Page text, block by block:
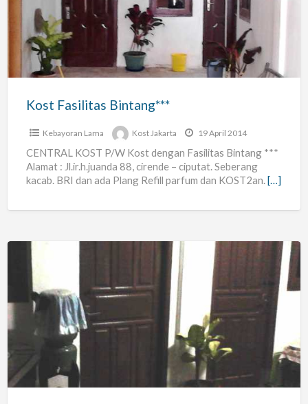
Kost Fasilitas Bintang***
Kebayoran Lama Kost Jakarta 19 April 2014
CENTRAL KOST P/W Kost dengan Fasilitas Bintang ***
Alamat : Jl.ir.h.juanda 88, cirende – ciputat. Seberang
kacab. BRI dan ada Plang Refill parfum dan KOST2an.[…]
Kost
Backpacker
Bintang***